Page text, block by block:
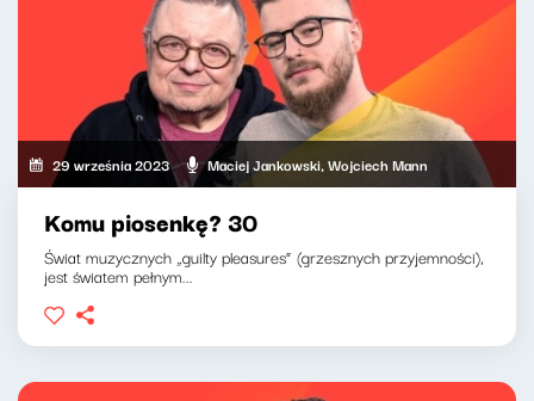
29 września 2023 Maciej Jankowski, Wojciech Mann
Komu piosenkę? 30
Świat muzycznych „guilty pleasures” (grzesznych przyjemności),
jest światem pełnym...